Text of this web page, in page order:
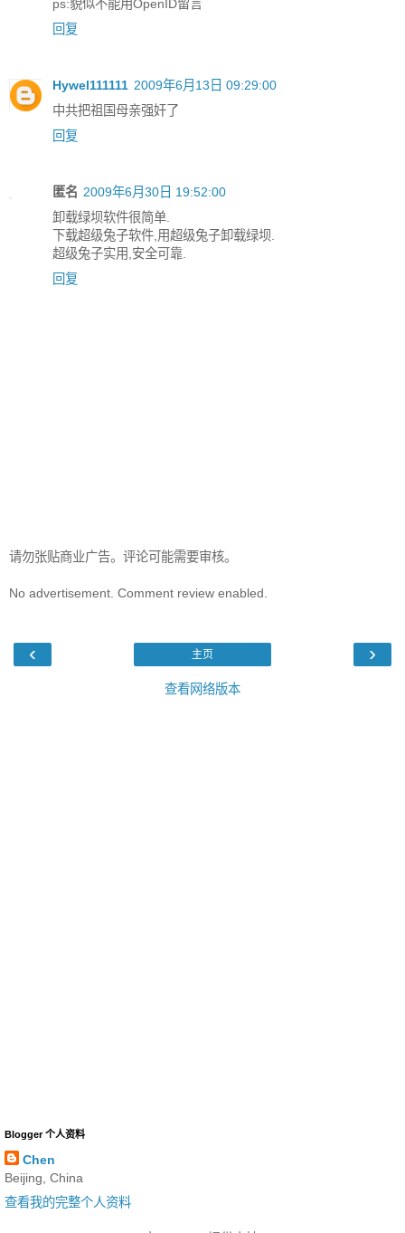
ps:貌似不能用OpenID留言
回复
Hywel111111 2009年6月13日 09:29:00
中共把祖国母亲强奸了
回复
匿名 2009年6月30日 19:52:00
卸载绿坝软件很简单.
下载超级兔子软件,用超级兔子卸载绿坝.
超级兔子实用,安全可靠.
回复
请勿张贴商业广告。评论可能需要审核。
No advertisement. Comment review enabled.
‹ ›
主页
查看网络版本
Blogger 个人资料
Chen
Beijing, China
查看我的完整个人资料